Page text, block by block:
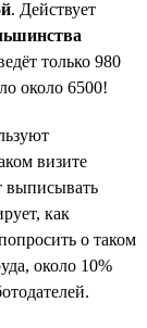
. Действует
только 980
около 6500!
визите
выписывать
как
о таком
около 10%